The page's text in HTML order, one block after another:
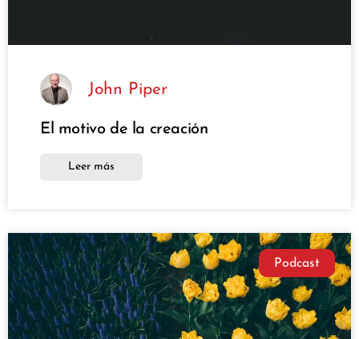
John Piper
El motivo de la creación
Leer más
Podcast